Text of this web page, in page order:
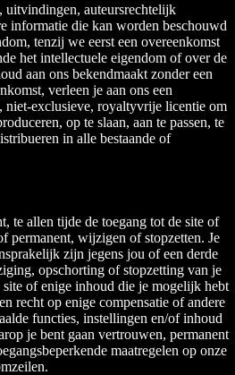
uitvindingen, auteursrechtelijk
informatie die kan worden beschouwd
tenzij we eerst een overeenkomst
het intellectuele eigendom of over de
aan ons bekendmaakt zonder een
verleen je aan ons een
exclusieve, royaltyvrije licentie om
op te slaan, aan te passen, te
in alle bestaande of
te allen tijde de toegang tot de site of
permanent, wijzigen of stopzetten. Je
zijn jegens jou of een derde
opschorting of stopzetting van je
of enige inhoud die je mogelijk hebt
recht op enige compensatie of andere
functies, instellingen en/of inhoud
je bent gaan vertrouwen, permanent
maatregelen op onze